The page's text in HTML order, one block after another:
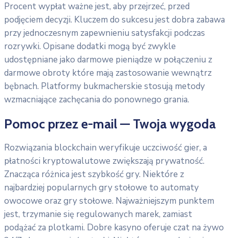
Procent wypłat ważne jest, aby przejrzeć, przed
podjęciem decyzji. Kluczem do sukcesu jest dobra zabawa
przy jednoczesnym zapewnieniu satysfakcji podczas
rozrywki. Opisane dodatki mogą być zwykle
udostępniane jako darmowe pieniądze w połączeniu z
darmowe obroty które mają zastosowanie wewnątrz
bębnach. Platformy bukmacherskie stosują metody
wzmacniające zachęcania do ponownego grania.
Pomoc przez e-mail — Twoja wygoda
Rozwiązania blockchain weryfikuje uczciwość gier, a
płatności kryptowalutowe zwiększają prywatność.
Znacząca różnica jest szybkość gry. Niektóre z
najbardziej popularnych gry stołowe to automaty
owocowe oraz gry stołowe. Najważniejszym punktem
jest, trzymanie się regulowanych marek, zamiast
podążać za plotkami. Dobre kasyno oferuje czat na żywo